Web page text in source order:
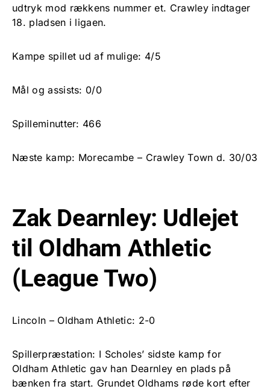
udtryk mod rækkens nummer et. Crawley indtager
18. pladsen i ligaen.
Kampe spillet ud af mulige: 4/5
Mål og assists: 0/0
Spilleminutter: 466
Næste kamp: Morecambe – Crawley Town d. 30/03
Zak Dearnley: Udlejet
til Oldham Athletic
(League Two)
Lincoln – Oldham Athletic: 2-0
Spillerpræstation: I Scholes’ sidste kamp for
Oldham Athletic gav han Dearnley en plads på
bænken fra start. Grundet Oldhams røde kort efter